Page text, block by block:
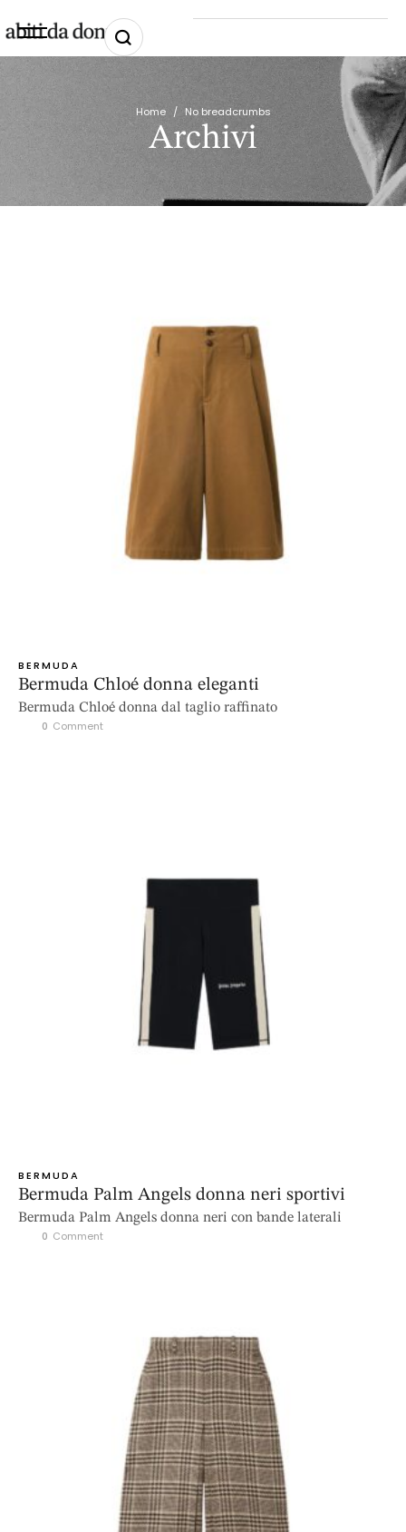
Home / No breadcrumbs
Archivi
BERMUDA
Bermuda Chloé donna eleganti
Bermuda Chloé donna dal taglio raffinato
0 Comment
BERMUDA
Bermuda Palm Angels donna neri sportivi
Bermuda Palm Angels donna neri con bande laterali
0 Comment